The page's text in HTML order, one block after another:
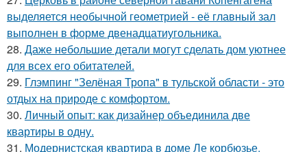
выделяется необычной геометрией - её главный зал
выполнен в форме двенадцатиугольника.
28. Даже небольшие детали могут сделать дом уютнее
для всех его обитателей.
29. Глэмпинг "Зелёная Тропа" в тульской области - это
отдых на природе с комфортом.
30. Личный опыт: как дизайнер объединила две
квартиры в одну.
31. Модернистская квартира в доме Ле корбюзье.